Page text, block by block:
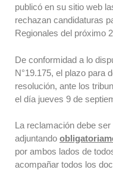
publicó en su sitio web
rechazan candidaturas
Regionales del próximo
De conformidad a lo
N°19.175, el plazo para
resolución, ante los
el día jueves 9 de
La reclamación debe
adjuntando
por ambos lados de
acompañar todos los